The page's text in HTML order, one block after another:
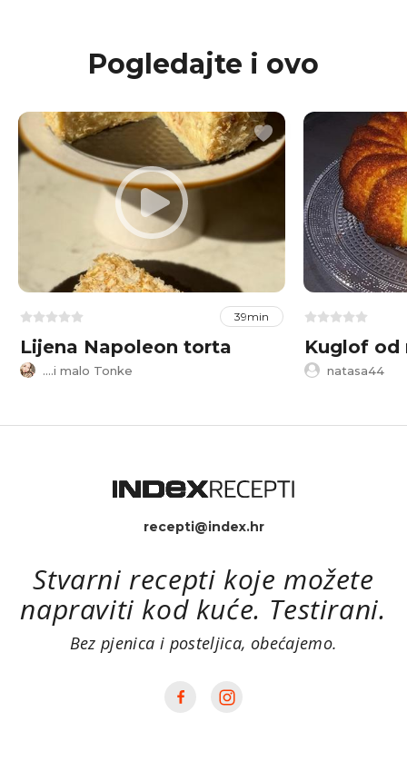
Pogledajte i ovo
39min
Lijena Napoleon torta
....i malo Tonke
Kuglof od
natasa44
recepti@index.hr
Stvarni recepti koje možete
napraviti kod kuće. Testirani.
Bez pjenica i posteljica, obećajemo.